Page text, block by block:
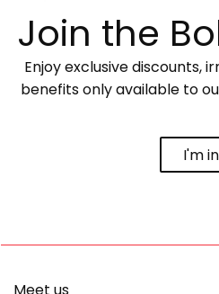
Join the
Enjoy exclusive discounts,
benefits only available to
I'm in